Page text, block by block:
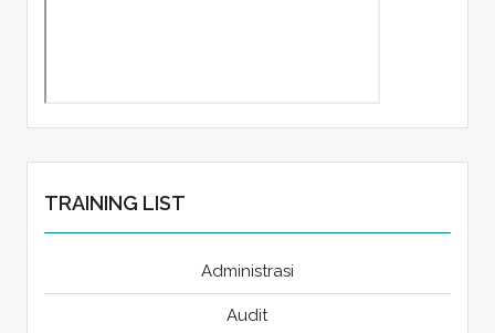
TRAINING LIST
Administrasi
Audit